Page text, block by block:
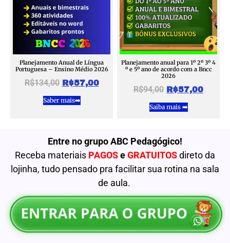
Planejamento Anual de Língua
Portuguesa – Ensino Médio 2026
R$134,00 R$57,00
Saber mais➡️
Planejamento anual para 1º 2º 3º 4
º e 5º ano de acordo com a Bncc
2026
R$94,00 R$57,00
Saiba mais ➡️
Entre no grupo ABC Pedagógico!
Receba materiais PAGOSeGRATUITOSdireto da
lojinha, tudo pensado pra facilitar sua rotina na sala
de aula.